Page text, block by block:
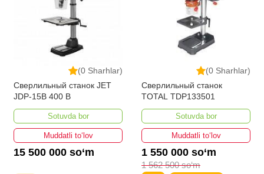
(0 Sharhlar)
Сверлильный станок JET
JDP-15B 400 В
Sotuvda bor
Muddatli to‘lov
15 500 000 so‘m
(0 Sharhlar)
Сверлильный станок
TOTAL TDP133501
Sotuvda bor
Muddatli to‘lov
1 550 000 so‘m
1 562 500 so‘m